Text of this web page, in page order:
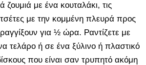
ζουμιά με ένα κουταλάκι, τις
με την κομμένη πλευρά προς
για ½ ώρα. Ραντίζετε με
τελάρο ή σε ένα ξύλινο ή πλαστικό
που είναι σαν τρυπητό ακόμη